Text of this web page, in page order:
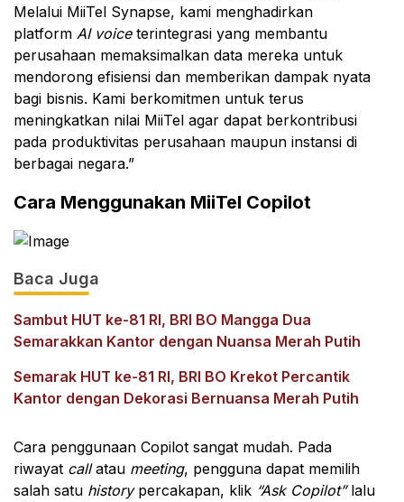
Melalui MiiTel Synapse, kami menghadirkan
platform AI voice terintegrasi yang membantu
perusahaan memaksimalkan data mereka untuk
mendorong efisiensi dan memberikan dampak nyata
bagi bisnis. Kami berkomitmen untuk terus
meningkatkan nilai MiiTel agar dapat berkontribusi
pada produktivitas perusahaan maupun instansi di
berbagai negara.”
Cara Menggunakan MiiTel Copilot
Baca Juga
Sambut HUT ke-81 RI, BRI BO Mangga Dua
Semarakkan Kantor dengan Nuansa Merah Putih
Semarak HUT ke-81 RI, BRI BO Krekot Percantik
Kantor dengan Dekorasi Bernuansa Merah Putih
Cara penggunaan Copilot sangat mudah. Pada
riwayat callatau meeting, pengguna dapat memilih
salah satu historypercakapan, klik “Ask Copilot”lalu